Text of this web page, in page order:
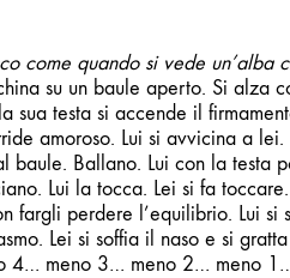
come quando si vede un’alba
su un baule aperto. Si alza
sua testa si accende il
amoroso. Lui si avvicina a
baule. Ballano. Lui con la testa
Lui la tocca. Lei si fa
fargli perdere l’equilibrio. Lui
Lei si soffia il naso e si
4… meno 3… meno 2… meno